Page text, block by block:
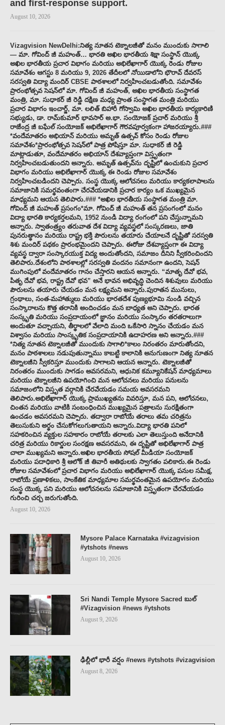
and first-response support.
August 10, 2026
Vizagvision NewDelhi:నిత్య నూతన టెక్నాలజీతో మనం ముందుకు సాగాలి
— మా. గోవింద్ జీ మహంత్… భారతి అఖిల భారతీయ శిక్షా సంస్థాన్ యొక్క
అఖిల భారతీయ ప్రచార విభాగం మరియు అభిలేఖాగార్ యొక్క రెండు రోజుల
సమావేశం ఆగస్టు 8 మరియు 9, 2026 తేదీలలో నోయిడాలోని భౌరావ్ దేవరస్
సరస్వతి విద్యా మందిర్ CBSE పాఠశాలలో నిర్వహించబడుతోంది. సమావేశం
ప్రారంభోత్సవ సెషన్‌లో మా. గోవింద్ జీ మహంత్, అఖిల భారతీయ సంస్థాగత
మంత్రి, మా. సుధాకర్ జీ రెడ్డి దక్షిణ మధ్య ప్రాంత సంస్థాగత మంత్రి మరియు
ప్రచార విభాగం ఇంచార్జ్, మా. లలిత్ బిహారీ గోస్వామి అఖిల భారతీయ కార్యకారిణి
సభ్యుడు, డా. రామ్‌కుమార్ భావసార్ అ.భా. సంయోజక్ ప్రచార్ మరియు శ్రీ
రాజేంద్ర జీ బఘేల్ సంయోజక్ అభిలేఖాగార్ గౌరవపూర్వకంగా హాజరయ్యారు.###
*వందేమాతరం అభియాన్ మరియు అమృత్ ఉత్సవ్ కోసం రెండు రోజుల
సమావేశం*ప్రారంభోత్సవ సెషన్‌లో పాత్ర పోషిస్తూ మా. సుధాకర్ జీ రెడ్డి
మాట్లాడుతూ, వందేమాతరం అభియాన్ దేశవ్యాప్తంగా విస్తృతంగా
నిర్వహించబడుతుందని అన్నారు. అమృత్ ఉత్సవ్‌ను దృష్టిలో ఉంచుకుని ప్రచార
విభాగం మరియు అభిలేఖాగార్ యొక్క ఈ రెండు రోజుల సమావేశం
నిర్వహించబడిందని చెప్పారు. సంస్థ యొక్క ఆలోచనలు మరియు కార్యకలాపాలను
సమాజానికి సమర్థవంతంగా చేరవేయడానికి ప్రచార కార్యం ఒక ముఖ్యమైన
మాధ్యమని ఆయన తెలిపారు.### *అఖిల భారతీయ సంస్థాగత మంత్రి మా.
గోవింద్ జీ మహంత్ ప్రసంగం*మా. గోవింద్ జీ మహంత్ తన ప్రసంగంలో మనం
విద్యా భారతి కార్యకర్తలమని, 1952 నుండి విద్యా రంగంలో పని చేస్తున్నామని
అన్నారు. స్వాతంత్ర్యం తరువాత దేశ విద్యా వ్యవస్థలో సంస్కరణలు, జాతి
పునరుత్థానం మరియు రాష్ట్ర భక్తి పౌరులను తయారు చేయాలనే దృష్టితో సరస్వతి
శిశు మందిర్ పథకం ప్రారంభమైందని చెప్పారు. ఈరోజు దేశవ్యాప్తంగా ఈ విద్యా
వ్యవస్థ ద్వారా సంస్కారయుక్త విద్య అందుతోందని, సమాజం దీనిని స్వీకరించిందని
తెలిపారు.దేశంలోని పాఠశాలల్లో సరస్వతి వందనం సమానంగా ఉందని, సెషన్
ముగింపులో వందేమాతరం గానం చేస్తారని ఆయన అన్నారు. “మాతృ దేవో భవ,
పితృ దేవో భవ, రాష్ట్ర దేవో భవ” అనే భావన అభివృద్ధి చెందిన శిశువులు మరియు
పౌరులను తయారు చేయడం మన లక్ష్యమని అన్నారు.పురాతన మునులు,
గ్రంథాలు, సంత-మహాత్ములు మరియు భారతదేశ పుణ్యభూమి నుండి వచ్చిన
సంస్కారాలను కొత్త తరానికి అందించడం మన బాధ్యత అని చెప్పారు. భారత
సంస్కృతి మరియు సంప్రదాయంలో జ్ఞానం మరియు సంస్కారం తరతరాలుగా
అందుతూ వచ్చాయని, తీర్థాలలో వేలాది మంది ఒకేసారి స్నానం చేయడం మన
విశ్వాసం మరియు సాంస్కృతిక సంప్రదాయానికి ఉదాహరణ అని అన్నారు.###
*నిత్య నూతన టెక్నాలజీతో ముందుకు సాగాలి*కాలం నిరంతరం మారుతోందని,
మనం పాఠశాలలు నడుపుతున్నాము కాబట్టి కాలానికి అనుగుణంగా నిత్య నూతన
టెక్నాలజీని స్వీకరిస్తూ ముందుకు సాగాలని ఆయన అన్నారు. టెక్నాలజీతో
నిరంతరం ముందుకు సాగడం అవసరమని, ఆధునిక కమ్యూనికేషన్ మాధ్యమాలు
మరియు టెక్నాలజీని ఉపయోగించి మన ఆలోచనలు మరియు పనులను
సమాజంలోని విస్తృత వర్గానికి చేరవేయడం సమయ అవసరమని
తెలిపారు.అభిలేఖాగార్ యొక్క ప్రాముఖ్యతను వివరిస్తూ, మన పని, ఆలోచనలు,
చింతన మరియు వాటికి సంబంధించిన ముఖ్యమైన పత్రాలను సురక్షితంగా
ఉంచడం అవసరమని చెప్పారు. తద్వారా రాబోయే తరాలు తమ చరిత్రను
తెలుసుకుని అర్థం చేసుకోగలుగుతాయని అన్నారు.విద్యా భారతి పనిలో
సహకరించిన వ్యక్తుల సహకారం రాబోయే తరాలకు ఎలా తెలుస్తుంది అనేదానికి
చరిత్ర మరియు రికార్డుల సంరక్షణ అవసరమని, ఈ దృష్టితో అభిలేఖాగార్ పాత్ర
చాలా ముఖ్యమని అన్నారు.అఖిల భారతీయ సోషల్ మీడియా సంయోజక్
మరియు పదాధికారి శ్రీ ఆలోక్ జీ తివారీ అతిథులకు స్వాగతం పలికారు.ఈ రెండు
రోజుల సమావేశంలో ప్రచార విభాగం మరియు అభిలేఖాగార్ యొక్క పనుల సమీక్ష,
రాబోయే ప్రణాళికలు, సాంకేతిక మాధ్యమాల సమర్థవంతమైన ఉపయోగం మరియు
సంస్థ యొక్క పని మరియు ఆలోచనలను సమాజానికి విస్తృతంగా చేరవేయడం
గురించి చర్చ జరుగుతోంది.
August 10, 2026
Mysore Palace Karnataka #vizagvision
#ytshots #news
August 10, 2026
Sri Nandi Temple Mysore Sacred బుల్
#Vizagvision #news #ytshots
August 9, 2026
ఢిల్లీలో భారీ వర్షం #news #ytshots #vizagvision
August 8, 2026